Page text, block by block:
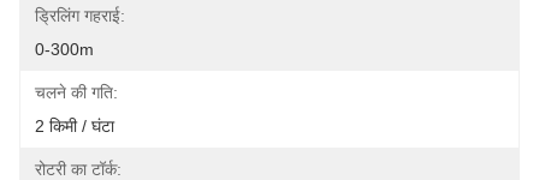
ड्रिलिंग गहराई:
0-300m
चलने की गति:
2 किमी / घंटा
रोटरी का टॉर्क: